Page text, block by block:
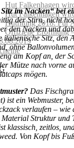
Hut Falkenhagen
Hut Falkenhagen
Hutfitting 2018: Für
Offizielle Eröffnung
Sitz im Nacken“ bei
der Stirn, nicht
den Nacken und
italienische Sitz, den
ohne
am Kopf an, der
Mütze nach vorne
mögen.
Das
ist ein Webmuster,
verlaufen – wie
Material Struktur und
klassisch, zeitlos,
Von Kopf bis